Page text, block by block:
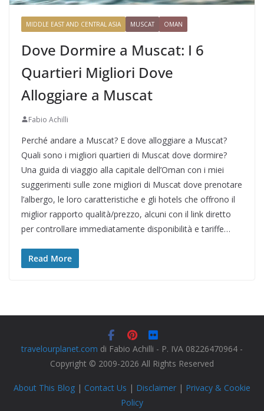
MIDDLE EAST AND CENTRAL ASIA MUSCAT OMAN
Dove Dormire a Muscat: I 6
Quartieri Migliori Dove
Alloggiare a Muscat
Fabio Achilli
Perché andare a Muscat? E dove alloggiare a Muscat?
Quali sono i migliori quartieri di Muscat dove dormire?
Una guida di viaggio alla capitale dell’Oman con i miei
suggerimenti sulle zone migliori di Muscat dove prenotare
l’albergo, le loro caratteristiche e gli hotels che offrono il
miglior rapporto qualità/prezzo, alcuni con il link diretto
per controllare immediatamente disponibilità e tariffe…
Read More
travelourplanet.com di Fabio Achilli - P. IVA 08226470964 -
Copyright © 2009-2026 All Rights Reserved
About This Blog | Contact Us | Disclaimer | Privacy & Cookie
Policy